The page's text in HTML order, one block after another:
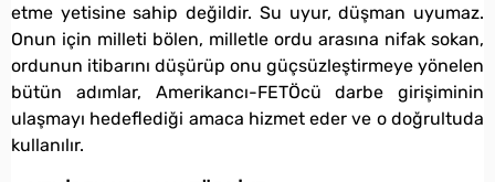
etme yetisine sahip değildir. Su uyur, düşman uyumaz.
Onun için milleti bölen, milletle ordu arasına nifak sokan,
ordunun itibarını düşürüp onu güçsüzleştirmeye yönelen
bütün adımlar, Amerikancı-FETÖcü darbe girişiminin
ulaşmayı hedeflediği amaca hizmet eder ve o doğrultuda
kullanılır.